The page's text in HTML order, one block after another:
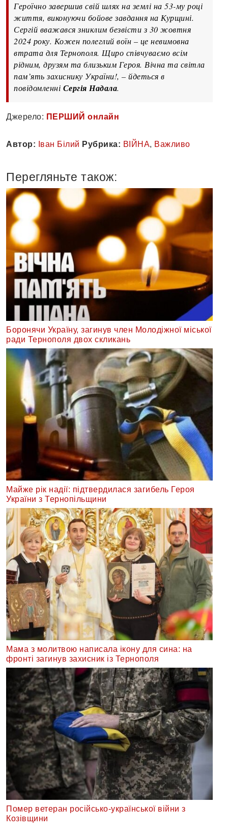
Героїчно завершив свій шлях на землі на 53-му році
життя, виконуючи бойове завдання на Курщині.
Сергій вважався зниклим безвісти з 30 жовтня
2024 року. Кожен полеглий воїн – це невимовна
втрата для Тернополя. Щиро співчуваємо всім
рідним, друзям та близьким Героя. Вічна та світла
пам’ять захиснику України!, – йдеться в
повідомленні Сергія Надала.
Джерело: ПЕРШИЙ онлайн
Автор: Іван Білий Рубрика: ВІЙНА, Важливо
Перегляньте також:
Боронячи Україну, загинув член Молодіжної міської
ради Тернополя двох скликань
Майже рік надії: підтвердилася загибель Героя
України з Тернопільщини
Мама з молитвою написала ікону для сина: на
фронті загинув захисник із Тернополя
Помер ветеран російсько-української війни з
Козівщини